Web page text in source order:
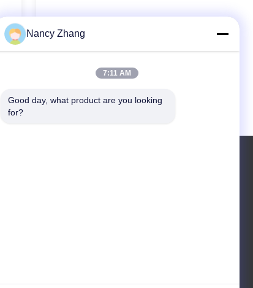
Standard Dairy Milking System
Components DL01 Milking Machine
Nancy Zhang
7:11 AM
Good day, what product are you looking
for?